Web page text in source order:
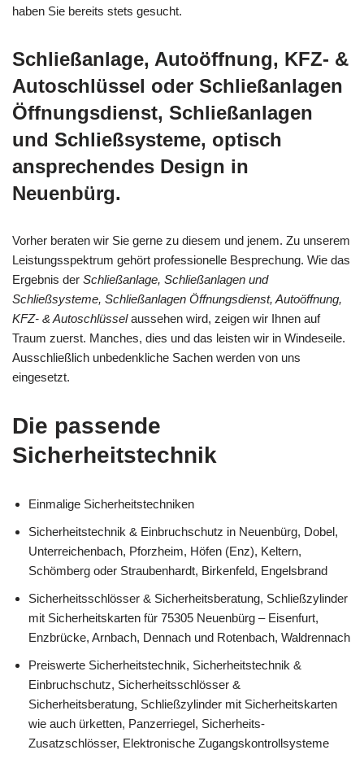
haben Sie bereits stets gesucht.
Schließanlage, Autoöffnung, KFZ- &
Autoschlüssel oder Schließanlagen
Öffnungsdienst, Schließanlagen
und Schließsysteme, optisch
ansprechendes Design in
Neuenbürg.
Vorher beraten wir Sie gerne zu diesem und jenem. Zu unserem
Leistungsspektrum gehört professionelle Besprechung. Wie das
Ergebnis der Schließanlage, Schließanlagen und
Schließsysteme, Schließanlagen Öffnungsdienst, Autoöffnung,
KFZ- & Autoschlüsselaussehen wird, zeigen wir Ihnen auf
Traum zuerst. Manches, dies und das leisten wir in Windeseile.
Ausschließlich unbedenkliche Sachen werden von uns
eingesetzt.
Die passende
Sicherheitstechnik
Einmalige Sicherheitstechniken
Sicherheitstechnik & Einbruchschutz in Neuenbürg, Dobel,
Unterreichenbach, Pforzheim, Höfen (Enz), Keltern,
Schömberg oder Straubenhardt, Birkenfeld, Engelsbrand
Sicherheitsschlösser & Sicherheitsberatung, Schließzylinder
mit Sicherheitskarten für 75305 Neuenbürg – Eisenfurt,
Enzbrücke, Arnbach, Dennach und Rotenbach, Waldrennach
Preiswerte Sicherheitstechnik, Sicherheitstechnik &
Einbruchschutz, Sicherheitsschlösser &
Sicherheitsberatung, Schließzylinder mit Sicherheitskarten
wie auch ürketten, Panzerriegel, Sicherheits-
Zusatzschlösser, Elektronische Zugangskontrollsysteme